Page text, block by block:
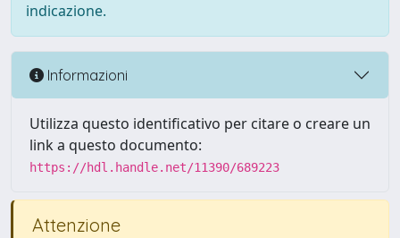
indicazione.
Informazioni
Utilizza questo identificativo per citare o creare un
link a questo documento:
https://hdl.handle.net/11390/689223
Attenzione